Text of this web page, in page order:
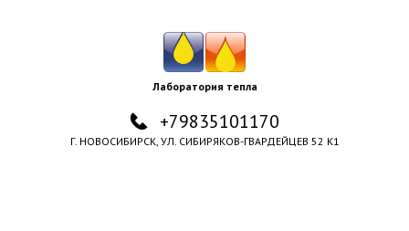
Лаборатория тепла
+79835101170
Г. НОВОСИБИРСК, УЛ. СИБИРЯКОВ-ГВАРДЕЙЦЕВ 52 К1